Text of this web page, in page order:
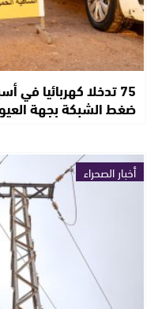
75 تدخلا كهربائيا
ضغط الشبكة بجهة
أخبار الصحراء